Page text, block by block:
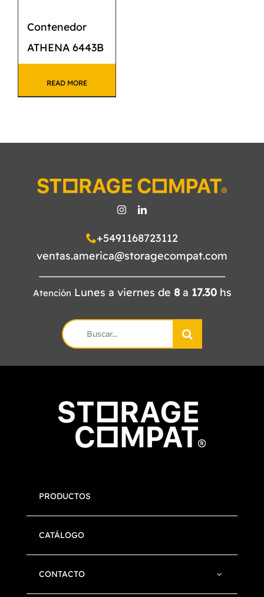
Contenedor
ATHENA 6443B
READ MORE
+5491168723112
ventas.america@storagecompat.com
Atención Lunes a viernes de 8a 17.30hs
Search
for:
PRODUCTOS
CATÁLOGO
CONTACTO